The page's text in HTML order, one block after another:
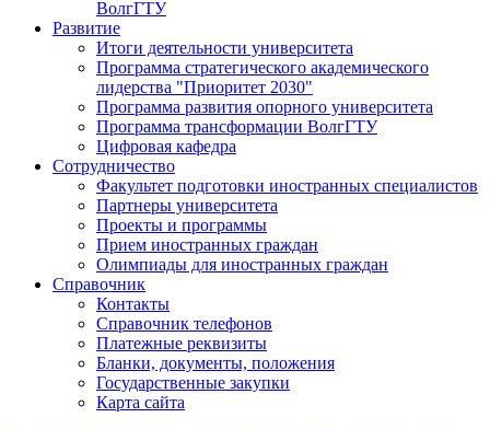
ВолгГТУ
Развитие
Итоги деятельности университета
Программа стратегического академического
лидерства "Приоритет 2030"
Программа развития опорного университета
Программа трансформации ВолгГТУ
Цифровая кафедра
Сотрудничество
Факультет подготовки иностранных специалистов
Партнеры университета
Проекты и программы
Прием иностранных граждан
Олимпиады для иностранных граждан
Справочник
Контакты
Справочник телефонов
Платежные реквизиты
Бланки, документы, положения
Государственные закупки
Карта сайта